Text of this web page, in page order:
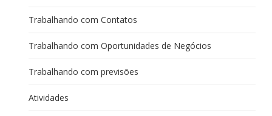
Trabalhando com Contatos
Trabalhando com Oportunidades de Negócios
Trabalhando com previsões
Atividades